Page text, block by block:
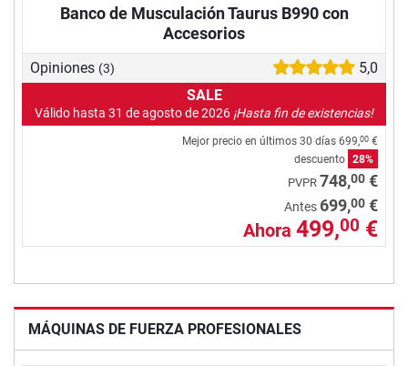
Banco de Musculación Taurus B990 con
Accesorios
Opiniones (3)
5,0
SALE
Válido hasta 31 de agosto de 2026 ¡Hasta fin de existencias!
Mejor precio en últimos 30 días 699,00 €
descuento 28%
PVPR 748,00 €
Antes 699,00 €
Ahora 499,00 €
MÁQUINAS DE FUERZA PROFESIONALES